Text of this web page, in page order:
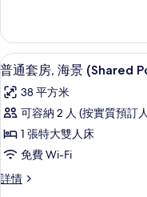
按
摩
浴
缸
的
相
片
房,
按
摩
浴
缸
詳
載
入
所
有
普
通
套
1
普通套房, 海景 (Shared
38 平方米
可容納 2 人 (按實質預訂
1 張特大雙人床
免費 Wi-Fi
詳情
普